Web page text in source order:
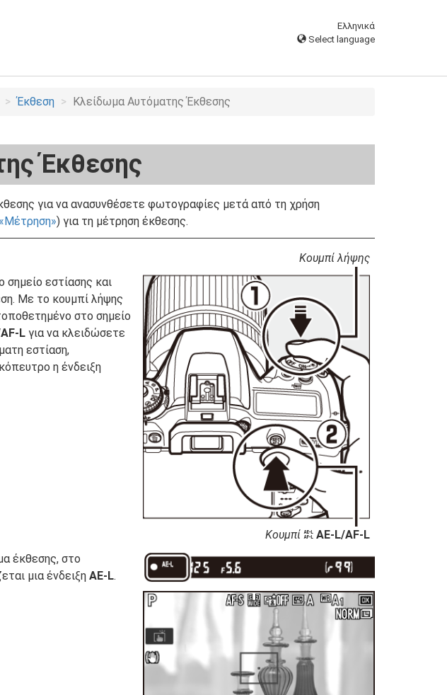
Ελληνικά
Select language
Έκθεση Κλείδωμα Αυτόματης Έκθεσης
Έκθεσης
για να ανασυνθέσετε φωτογραφίες μετά από τη χρήση
Μέτρηση ) για τη μέτρηση έκθεσης.
εστίασης και
Με το κουμπί λήψης
στο σημείο
Lγια να κλειδώσετε
εστίαση,
η ένδειξη
Κουμπί λήψης
ΚουμπίA AE-L/AF-L
έκθεσης, στο
μια ένδειξη AE-L.